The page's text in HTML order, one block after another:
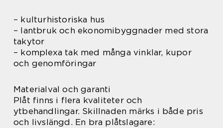
– kulturhistoriska hus
– lantbruk och ekonomibyggnader med stora
takytor
– komplexa tak med många vinklar, kupor
och genomföringar
Materialval och garanti
Plåt finns i flera kvaliteter och
ytbehandlingar. Skillnaden märks i både pris
och livslängd. En bra plåtslagare: